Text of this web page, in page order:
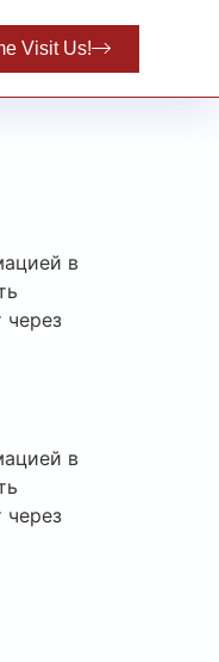
Visit Us!
в
в